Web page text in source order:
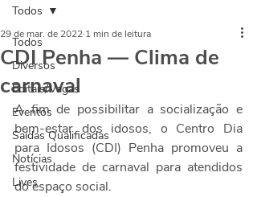
Todos
Diversos
Editais/Vagas
Eventos
Saídas Qualificadas
Notícias
Lives
Todos
CDI Penha — Clima de
carnaval
29 de mar. de 2022 1 min de leitura
A fim de possibilitar a socialização e
bem-estar dos idosos, o Centro Dia
para Idosos (CDI) Penha promoveu a
festividade de carnaval para atendidos
do espaço social.